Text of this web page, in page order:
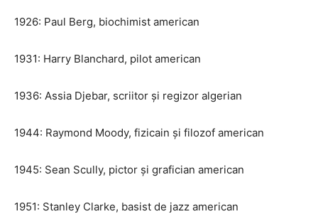
1926: Paul Berg, biochimist american
1931: Harry Blanchard, pilot american
1936: Assia Djebar, scriitor și regizor algerian
1944: Raymond Moody, fizicain și filozof american
1945: Sean Scully, pictor și grafician american
1951: Stanley Clarke, basist de jazz american